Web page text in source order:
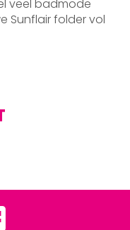
veel badmode
Sunflair folder vol